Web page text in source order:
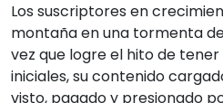
Los suscriptores en
montaña en una tormenta
vez que logre el hito de
iniciales, su contenido
visto, pagado y presionado